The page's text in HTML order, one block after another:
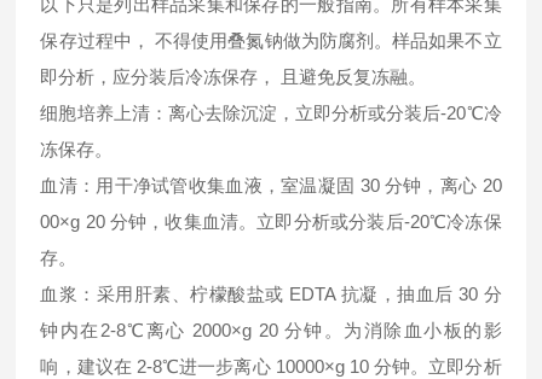
以下只是列出样品采集和保存的一般指南。所有样本采集
保存过程中， 不得使用叠氮钠做为防腐剂。样品如果不立
即分析，应分装后冷冻保存， 且避免反复冻融。
细胞培养上清：离心去除沉淀，立即分析或分装后-20℃冷
冻保存。
血清：用干净试管收集血液，室温凝固 30 分钟，离心 20
00×g 20 分钟，收集血清。立即分析或分装后-20℃冷冻保
存。
血浆：采用肝素、柠檬酸盐或 EDTA 抗凝，抽血后 30 分
钟内在2-8℃离心 2000×g 20 分钟。为消除血小板的影
响，建议在 2-8℃进一步离心 10000×g 10 分钟。立即分析